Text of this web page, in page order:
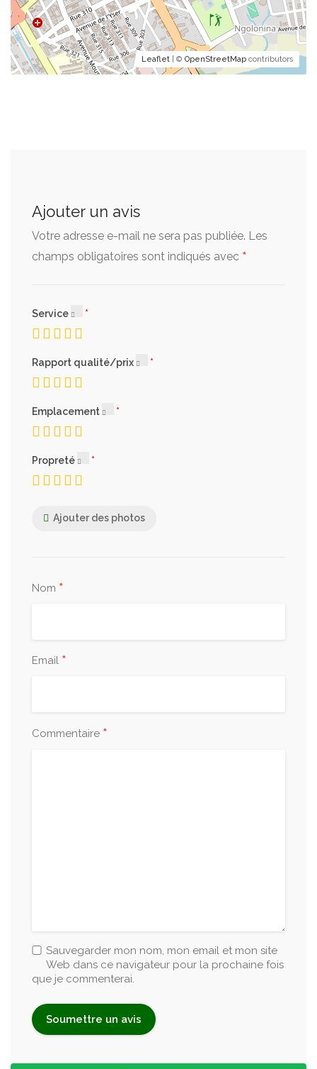
Leaflet | © OpenStreetMap contributors
Ajouter un avis
Votre adresse e-mail ne sera pas publiée. Les
champs obligatoires sont indiqués avec *
Service
Rapport qualité/prix
Emplacement
Propreté
Ajouter des photos
Nom *
Email *
Commentaire *
Sauvegarder mon nom, mon email et mon site
Web dans ce navigateur pour la prochaine fois
que je commenterai.